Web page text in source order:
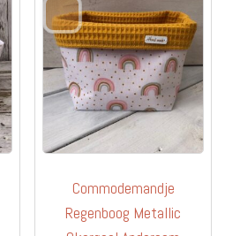
Commodemandje
Regenboog Metallic